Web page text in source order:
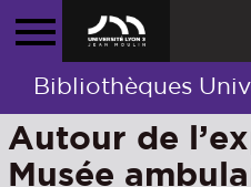
Bibliothèques
Autour de
Musée